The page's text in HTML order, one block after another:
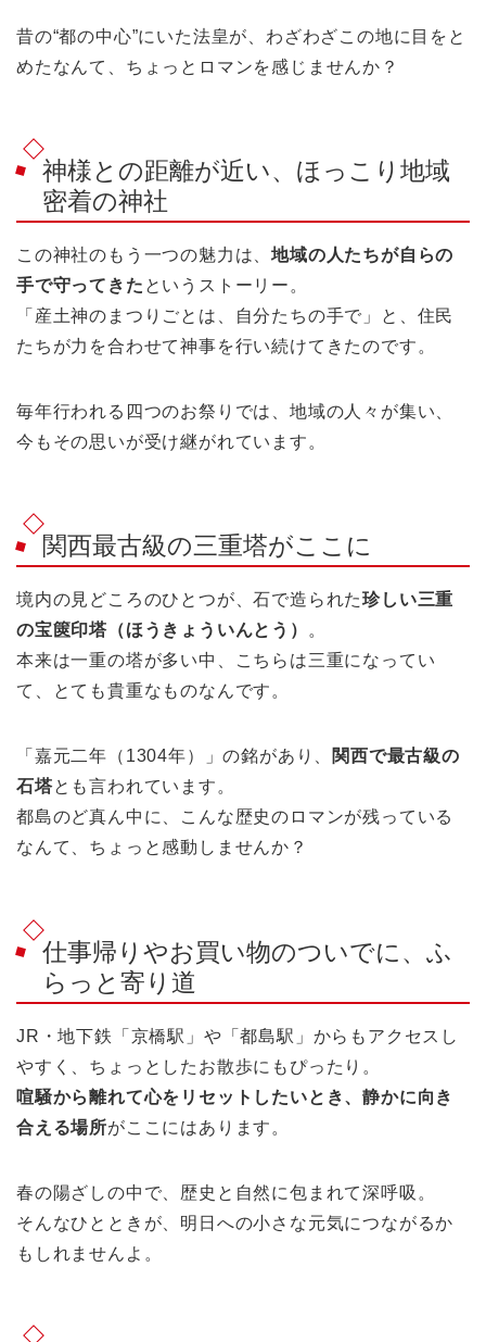
昔の“都の中心”にいた法皇が、わざわざこの地に目をと
めたなんて、ちょっとロマンを感じませんか？
神様との距離が近い、ほっこり地域
密着の神社
この神社のもう一つの魅力は、地域の人たちが自らの
手で守ってきた というストーリー。
「産土神のまつりごとは、自分たちの手で」と、住民
たちが力を合わせて神事を行い続けてきたのです。
毎年行われる四つのお祭りでは、地域の人々が集い、
今もその思いが受け継がれています。
関西最古級の三重塔がここに
境内の見どころのひとつが、石で造られた珍しい三重
の宝篋印塔（ほうきょういんとう） 。
本来は一重の塔が多い中、こちらは三重になってい
て、とても貴重なものなんです。
「嘉元二年（1304年）」の銘があり、
関西で最古級の
石塔とも言われています。
都島のど真ん中に、こんな歴史のロマンが残っている
なんて、ちょっと感動しませんか？
仕事帰りやお買い物のついでに、ふ
らっと寄り道
JR・地下鉄「京橋駅」や「都島駅」からもアクセスし
やすく、ちょっとしたお散歩にもぴったり。
喧騒から離れて心をリセットしたいとき、静かに向き
合える場所がここにはあります。
春の陽ざしの中で、歴史と自然に包まれて深呼吸。
そんなひとときが、明日への小さな元気につながるか
もしれませんよ。